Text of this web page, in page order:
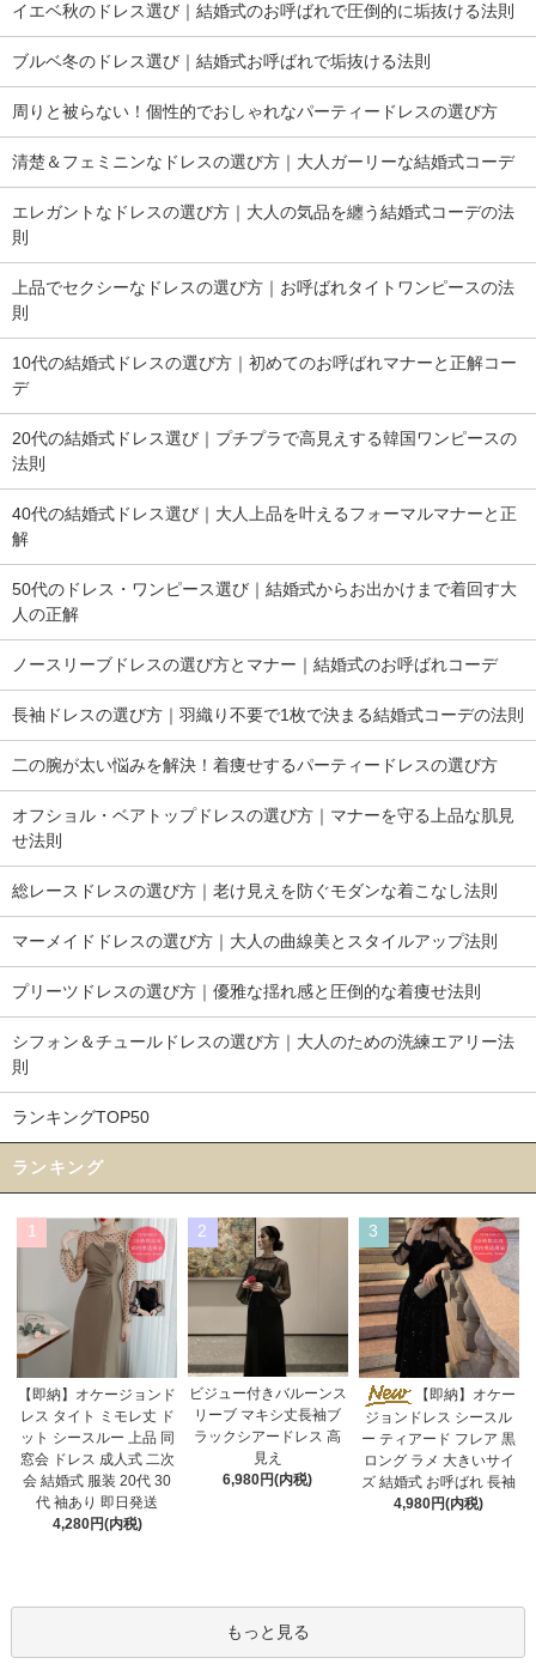
イエベ秋のドレス選び｜結婚式のお呼ばれで圧倒的に垢抜ける法則
ブルベ冬のドレス選び｜結婚式お呼ばれで垢抜ける法則
周りと被らない！個性的でおしゃれなパーティードレスの選び方
清楚＆フェミニンなドレスの選び方｜大人ガーリーな結婚式コーデ
エレガントなドレスの選び方｜大人の気品を纏う結婚式コーデの法
則
上品でセクシーなドレスの選び方｜お呼ばれタイトワンピースの法
則
10代の結婚式ドレスの選び方｜初めてのお呼ばれマナーと正解コー
デ
20代の結婚式ドレス選び｜プチプラで高見えする韓国ワンピースの
法則
40代の結婚式ドレス選び｜大人上品を叶えるフォーマルマナーと正
解
50代のドレス・ワンピース選び｜結婚式からお出かけまで着回す大
人の正解
ノースリーブドレスの選び方とマナー｜結婚式のお呼ばれコーデ
長袖ドレスの選び方｜羽織り不要で1枚で決まる結婚式コーデの法則
二の腕が太い悩みを解決！着痩せするパーティードレスの選び方
オフショル・ベアトップドレスの選び方｜マナーを守る上品な肌見
せ法則
総レースドレスの選び方｜老け見えを防ぐモダンな着こなし法則
マーメイドドレスの選び方｜大人の曲線美とスタイルアップ法則
プリーツドレスの選び方｜優雅な揺れ感と圧倒的な着痩せ法則
シフォン＆チュールドレスの選び方｜大人のための洗練エアリー法
則
ランキングTOP50
ランキング
1
【即納】オケージョンド
レス タイト ミモレ丈 ド
ット シースルー 上品 同
窓会 ドレス 成人式 二次
会 結婚式 服装 20代 30
代 袖あり 即日発送
4,280円(内税)
2
ビジュー付きバルーンス
リーブ マキシ丈長袖ブ
ラックシアードレス 高
見え
6,980円(内税)
3
【即納】オケー
ジョンドレス シースル
ー ティアード フレア 黒
ロング ラメ 大きいサイ
ズ 結婚式 お呼ばれ 長袖
4,980円(内税)
もっと見る